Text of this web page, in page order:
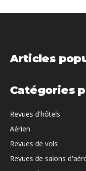
Articles
Catégories
Revues d'hôtels
Aérien
Revues de vols
Revues de salons